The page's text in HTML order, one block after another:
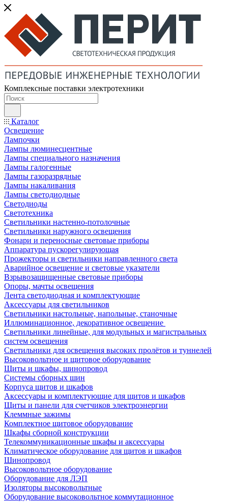
Комплексные поставки электротехники
Каталог
Освещение
Лампочки
Лампы люминесцентные
Лампы специального назначения
Лампы галогенные
Лампы газоразрядные
Лампы накаливания
Лампы светодиодные
Светодиоды
Светотехника
Светильники настенно-потолочные
Светильники наружного освещения
Фонари и переносные световые приборы
Аппаратура пускорегулирующая
Прожекторы и светильники направленного света
Аварийное освещение и световые указатели
Взрывозащищенные световые приборы
Опоры, мачты освещения
Лента светодиодная и комплектующие
Аксессуары для светильников
Светильники настольные, напольные, станочные
Иллюминационное, декоративное освещение
Светильники линейные, для модульных и магистральных
систем освещения
Светильники для освещения высоких пролётов и туннелей
Высоковольтное и щитовое оборудование
Щиты и шкафы, шинопровод
Системы сборных шин
Корпуса щитов и шкафов
Аксессуары и комплектующие для щитов и шкафов
Щиты и панели для счетчиков электроэнергии
Клеммные зажимы
Комплектное щитовое оборудование
Шкафы сборной конструкции
Телекоммуникационные шкафы и аксессуары
Климатическое оборудование для щитов и шкафов
Шинопровод
Высоковольтное оборудование
Оборудование для ЛЭП
Изоляторы высоковольтные
Оборудование высоковольтное коммутационное